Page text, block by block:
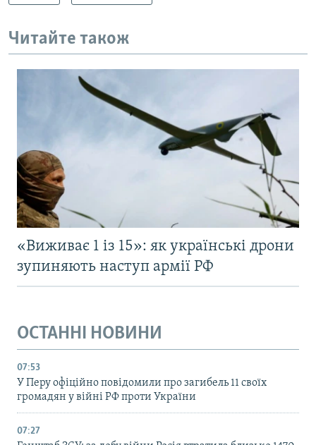
Читайте також
«Виживає 1 із 15»: як українські дрони
зупиняють наступ армії РФ
ОСТАННІ НОВИНИ
07:53
У Перу офіційно повідомили про загибель 11 своїх
громадян у війні РФ проти України
07:27